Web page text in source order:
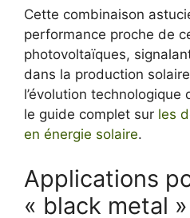
Cette combinaison
performance proche de
photovoltaïques,
dans la production
l’évolution
le guide complet sur les
en énergie solaire.
Applications
« black metal